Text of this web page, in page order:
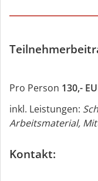
Martin
Sebastian
Dirk Biedermann
,
Holzelementbau,
Fassade
Hartwig Meyer
Pro Person 130,-
inkl. Leistungen:
Arbeitsmaterial,
Kontakt: